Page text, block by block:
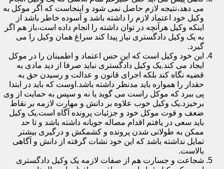
می دهد،نتیجه لازم حاصل نمی شود و اینجاست که اگر موکل به
وکیل خود اعتماد لازم را داشته باشد و آسوده خاطر باشد از
اینکه وکیل هرآنچه در توان داشته را انجام داده است،باز هم اگر
به یک وکیل دادگستری نیاز پیدا کند سراغ همان وکیل را می
گیرد.
این خود وکیل است که این حس اعتماد و اطمینان را در موکل
ایجاد می کند.یک وکیل دادگستری نباید صرفا از دید مادی به
قضیه نگاه کند بلکه اجرای قانون و عدالت و رسیدن حق به
حقدار را همواره باید مدنظر داشته باشد.اوست که باید در ابتدا
پی ببرد که موکل راست می گوید یا نه و سپس به حمایت از وی
برخیزد.یک وکیل خوب علاوه بر دانش و مهارت لازمه بر نقاط
ضعف و قوت موکل خود و جزئیات پرونده آگاه است.یک وکیل
باید سعی در یافتم اقدام مصاله جویانه داشته باشد و تا حد
ممکن به طولانی شدن پرونده و کشمکش و درگیری بیشتر
تمایل نداشته باشد که این خود نشات گرفته از دانش و آگاهی
بالاست.
شجاعت و جسارت هم از صفات لازمه یک وکیل دادگستری